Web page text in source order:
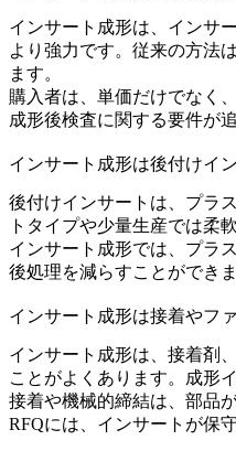
インサート成形は、インサ
より強力です。従来の方法
ます。
購入者は、単価だけでなく
成形後検査に関する要件が
インサート成形は後付けイ
後付けインサートは、プラ
トタイプや少量生産では柔
インサート成形では、プラ
後処理を減らすことができ
インサート成形は接着やフ
インサート成形は、接着剤
ことがよくあります。成形
接着や機械的締結は、部品
RFQには、インサートが保